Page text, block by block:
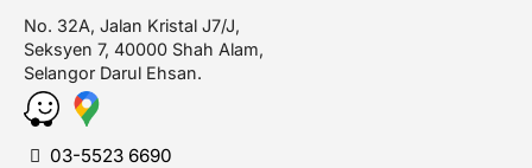
No. 32A, Jalan Kristal J7/J,
Seksyen 7, 40000 Shah Alam,
Selangor Darul Ehsan.
03-5523 6690